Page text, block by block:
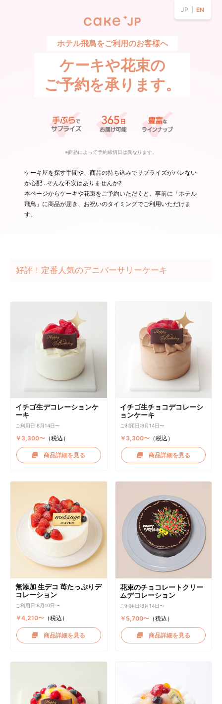
JP |EN
ホテル飛鳥をご利用のお客様へ
ケーキや花束の
ご予約を承ります。
※商品によって予約締切日は異なります。
ケーキ屋を探す手間や、商品の持ち込みでサプライズがバレない
か心配…そんな不安はありませんか?
本ページからケーキや花束をご予約いただくと、事前に「ホテル
飛鳥」に商品が届き、お祝いのタイミングでご利用いただけま
す。
好評！定番人気のアニバーサリーケーキ
イチゴ生デコレーションケ
ーキ
ご利用日:8月14日〜
￥3,300〜（税込）
商品詳細を見る
イチゴ生チョコデコレーシ
ョンケーキ
ご利用日:8月14日〜
￥3,300〜 （税込）
商品詳細を見る
無添加 生デコ 苺たっぷりデ
コレーション
ご利用日:8月10日〜
￥4,210〜（税込）
商品詳細を見る
花束のチョコレートクリー
ムデコレーション
ご利用日:8月14日〜
￥5,700〜 （税込）
商品詳細を見る